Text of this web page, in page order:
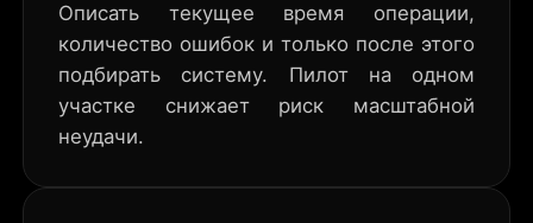
Описать текущее время операции,
количество ошибок и только после этого
подбирать систему. Пилот на одном
участке снижает риск масштабной
неудачи.